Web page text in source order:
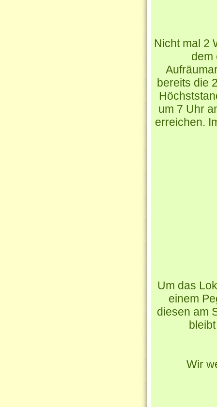
Nicht mal 2
dem
bereits die
um 7 Uhr
erreichen.
Um das
einem
diesen am
Wir